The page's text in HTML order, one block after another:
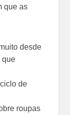
que as
desde
que
de
roupas